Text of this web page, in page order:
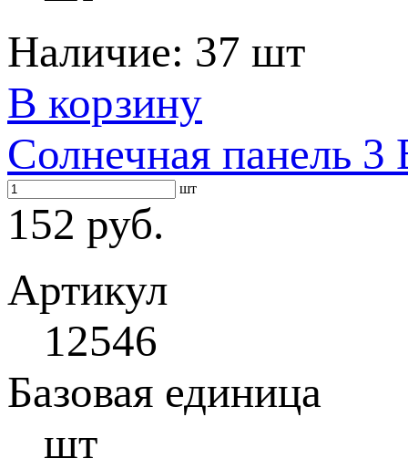
Наличие: 37 шт
В корзину
Солнечная панель
шт
152 руб.
Артикул
12546
Базовая единица
шт